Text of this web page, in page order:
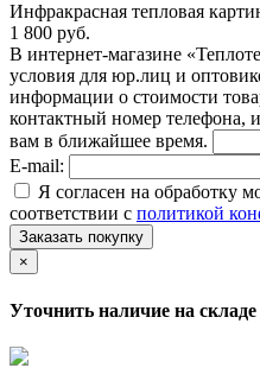
Инфракрасная тепловая
1 800 руб.
В интернет-магазине
условия для юр.лиц и
информации о стоимости
контактный номер телефона,
вам в ближайшее время.
E-mail:
Я согласен на обработку
соответствии с политикой
Заказать покупку
×
Уточнить наличие на складе